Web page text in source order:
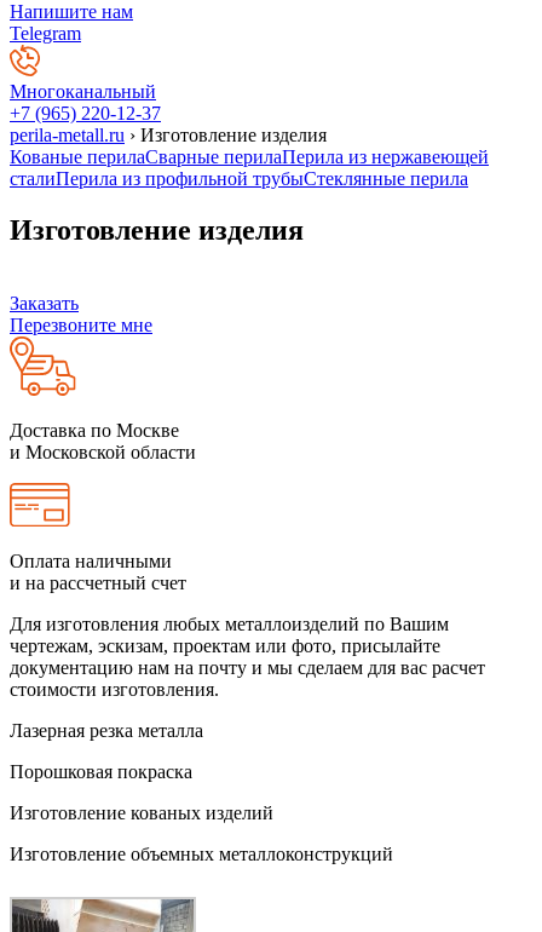
Напишите нам
Telegram
Многоканальный
+7 (965) 220-12-37
perila-metall.ru › Изготовление изделия
Кованые перилаСварные перилаПерила из нержавеющей
сталиПерила из профильной трубыСтеклянные перила
Изготовление изделия
Заказать
Перезвоните мне
Доставка по Москве
и Московской области
Оплата наличными
и на рассчетный счет
Для изготовления любых металлоизделий по Вашим
чертежам, эскизам, проектам или фото, присылайте
документацию нам на почту и мы сделаем для вас расчет
стоимости изготовления.
Лазерная резка металла
Порошковая покраска
Изготовление кованых изделий
Изготовление объемных металлоконструкций